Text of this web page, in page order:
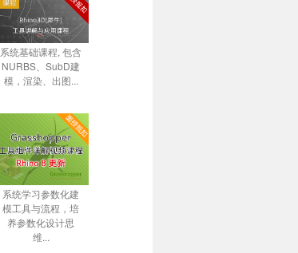
系统基础课程, 包含
NURBS、SubD建
模，渲染、出图...
系统学习参数化建
模工具与流程，培
养参数化设计思
维...